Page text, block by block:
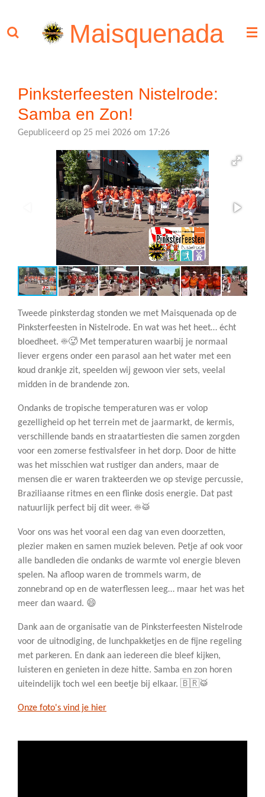
direct
naar
Maisquenada
Pinksterfeesten Nistelrode:
Samba en Zon!
Gepubliceerd op 25 mei 2026 om 17:26
Tweede pinksterdag stonden we met Maisquenada op de
Pinksterfeesten in Nistelrode. En wat was het heet… écht
bloedheet. ☀️🥵 Met temperaturen waarbij je normaal
liever ergens onder een parasol aan het water met een
koud drankje zit, speelden wij gewoon vier sets, veelal
midden in de brandende zon.
Ondanks de tropische temperaturen was er volop
gezelligheid op het terrein met de jaarmarkt, de kermis,
verschillende bands en straatartiesten die samen zorgden
voor een zomerse festivalsfeer in het dorp. Door de hitte
was het misschien wat rustiger dan anders, maar de
mensen die er waren trakteerden we op stevige percussie,
Braziliaanse ritmes en een flinke dosis energie. Dat past
natuurlijk perfect bij dit weer. ☀️🥁
Voor ons was het vooral een dag van even doorzetten,
plezier maken en samen muziek beleven. Petje af ook voor
alle bandleden die ondanks de warmte vol energie bleven
spelen. Na afloop waren de trommels warm, de
zonnebrand op en de waterflessen leeg… maar het was het
meer dan waard. 😄
Dank aan de organisatie van de Pinksterfeesten Nistelrode
voor de uitnodiging, de lunchpakketjes en de fijne regeling
met parkeren. En dank aan iedereen die bleef kijken,
luisteren en genieten in deze hitte. Samba en zon horen
uiteindelijk toch wel een beetje bij elkaar. 🇧🇷🥁
Onze foto's vind je hier